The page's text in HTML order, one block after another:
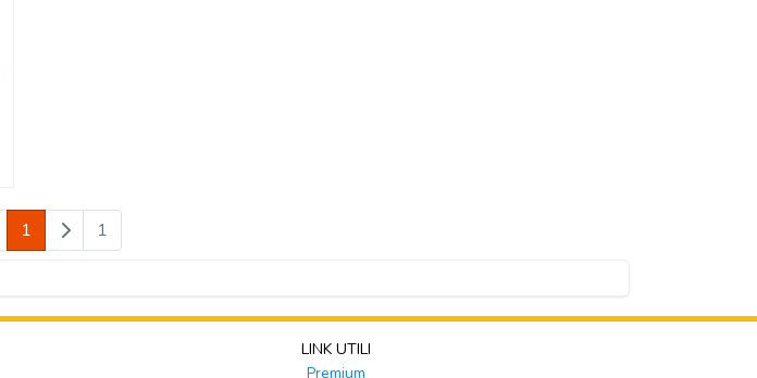
1 1
LINK UTILI
Premium